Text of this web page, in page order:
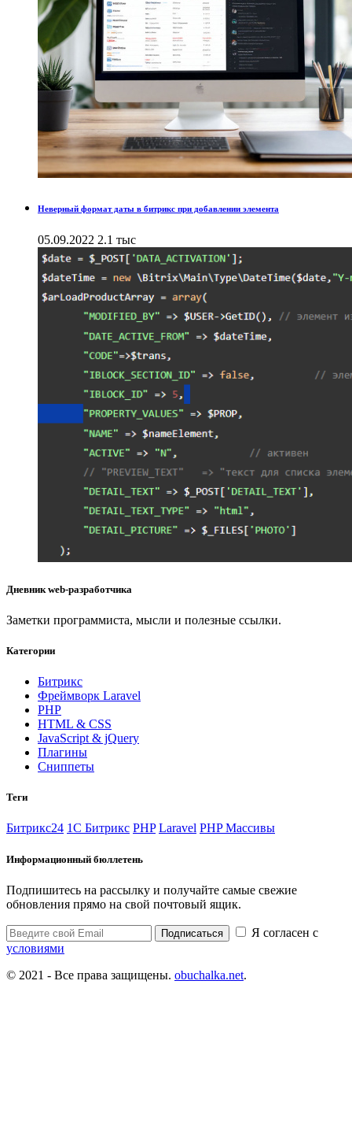
Неверный формат даты в битрикс при добавлении элемента
05.09.2022 2.1 тыс
Дневник web-разработчика
Заметки программиста, мысли и полезные ссылки.
Категории
Битрикс
Фреймворк Laravel
PHP
HTML & CSS
JavaScript & jQuery
Плагины
Сниппеты
Теги
Битрикс24 1С Битрикс PHP Laravel PHP Массивы
Информационный бюллетень
Подпишитесь на рассылку и получайте самые свежие
обновления прямо на свой почтовый ящик.
Подписаться
Я согласен с
условиями
© 2021 - Все права защищены. obuchalka.net.